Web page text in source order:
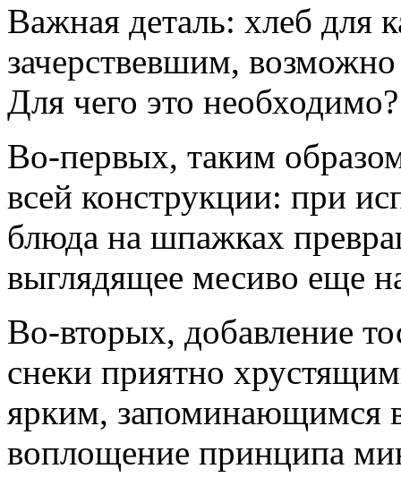
Важная деталь: хлеб для
зачерствевшим,
Для чего это необходимо?
Во-первых, таким
всей конструкции: при
блюда на шпажках
выглядящее месиво еще
Во-вторых, добавление
снеки приятно
ярким, запоминающимся
воплощение принципа